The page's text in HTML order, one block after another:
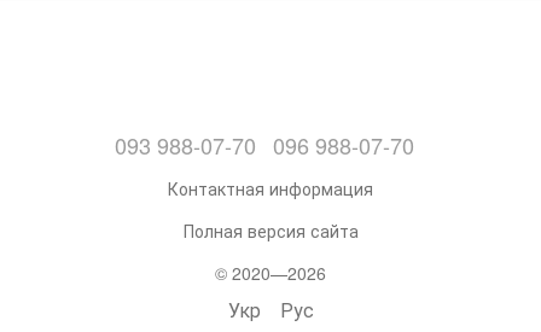
093 988-07-70 096 988-07-70
Контактная информация
Полная версия сайта
© 2020—2026
Укр Рус